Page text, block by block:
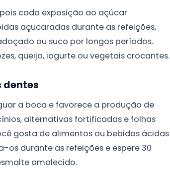
cada exposição ao açúcar
açucaradas durante as refeições,
ou suco por longos períodos.
queijo, iogurte ou vegetais crocantes.
dentes
a boca e favorece a produção de
alternativas fortificadas e folhas
gosta de alimentos ou bebidas ácidas
os durante as refeições e espere 30
amolecido.